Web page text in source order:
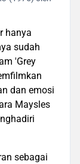
hanya
sudah
'Grey
dan emosi
Maysles
sebagai